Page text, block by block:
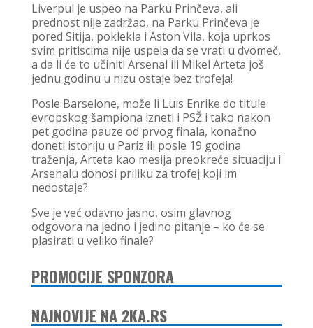
Liverpul je uspeo na Parku Prinčeva, ali
prednost nije zadržao, na Parku Prinčeva je
pored Sitija, poklekla i Aston Vila, koja uprkos
svim pritiscima nije uspela da se vrati u dvomeč,
a da li će to učiniti Arsenal ili Mikel Arteta još
jednu godinu u nizu ostaje bez trofeja!
Posle Barselone, može li Luis Enrike do titule
evropskog šampiona izneti i PSŽ i tako nakon
pet godina pauze od prvog finala, konačno
doneti istoriju u Pariz ili posle 19 godina
traženja, Arteta kao mesija preokreće situaciju i
Arsenalu donosi priliku za trofej koji im
nedostaje?
Sve je već odavno jasno, osim glavnog
odgovora na jedno i jedino pitanje – ko će se
plasirati u veliko finale?
PROMOCIJE SPONZORA
NAJNOVIJE NA 2KA.RS